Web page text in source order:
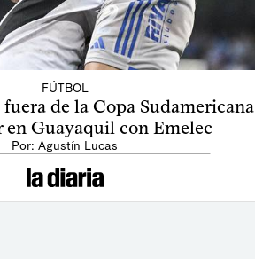
FÚTBOL
de la Copa Sudamericana
en Guayaquil con Emelec
Por: Agustín Lucas